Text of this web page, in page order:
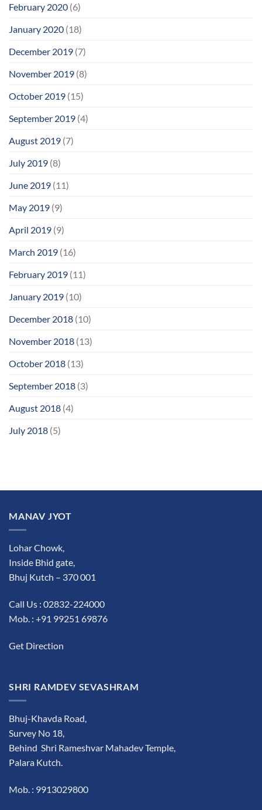
February 2020 (6)
January 2020 (18)
December 2019 (7)
November 2019 (8)
October 2019 (15)
September 2019 (4)
August 2019 (7)
July 2019 (8)
June 2019 (11)
May 2019 (9)
April 2019 (9)
March 2019 (16)
February 2019 (11)
January 2019 (10)
December 2018 (10)
November 2018 (13)
October 2018 (13)
September 2018 (3)
August 2018 (4)
July 2018 (5)
MANAV JYOT
Lohar Chowk,
Inside Bhid gate,
Bhuj Kutch – 370 001
Call Us : 02832-224000
Mob. : +91 99251 69876
Get Direction
SHRI RAMDEV SEVASHRAM
Bhuj-Khavda Road,
Survey No 18,
Behind Shri Rameshvar Mahadev Temple,
Palara Kutch.
Mob. : 9913029800